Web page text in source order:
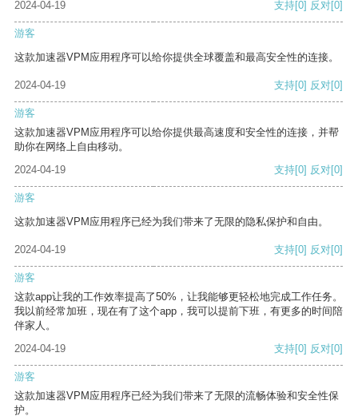
2024-04-19
支持[0] 反对[0]
游客
这款加速器VPM应用程序可以给你提供全球覆盖和最高安全性的连接。
2024-04-19 支持[0] 反对[0]
游客
这款加速器VPM应用程序可以给你提供最高速度和安全性的连接，并帮
助你在网络上自由移动。
2024-04-19
支持[0] 反对[0]
游客
这款加速器VPM应用程序已经为我们带来了无限的隐私保护和自由。
2024-04-19 支持[0] 反对[0]
游客
这款app让我的工作效率提高了50%，让我能够更轻松地完成工作任务。
我以前经常加班，现在有了这个app，我可以提前下班，有更多的时间陪
伴家人。
2024-04-19
支持[0] 反对[0]
游客
这款加速器VPM应用程序已经为我们带来了无限的流畅体验和安全性保
护。